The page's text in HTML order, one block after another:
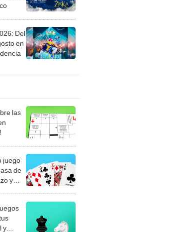
Del
en
las
juego
de
y
y